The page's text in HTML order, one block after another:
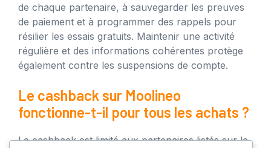
de chaque partenaire, à sauvegarder les preuves
de paiement et à programmer des rappels pour
résilier les essais gratuits. Maintenir une activité
régulière et des informations cohérentes protège
également contre les suspensions de compte.
Le cashback sur Moolineo
fonctionne-t-il pour tous les achats ?
Le cashback est limité aux partenaires listés sur le